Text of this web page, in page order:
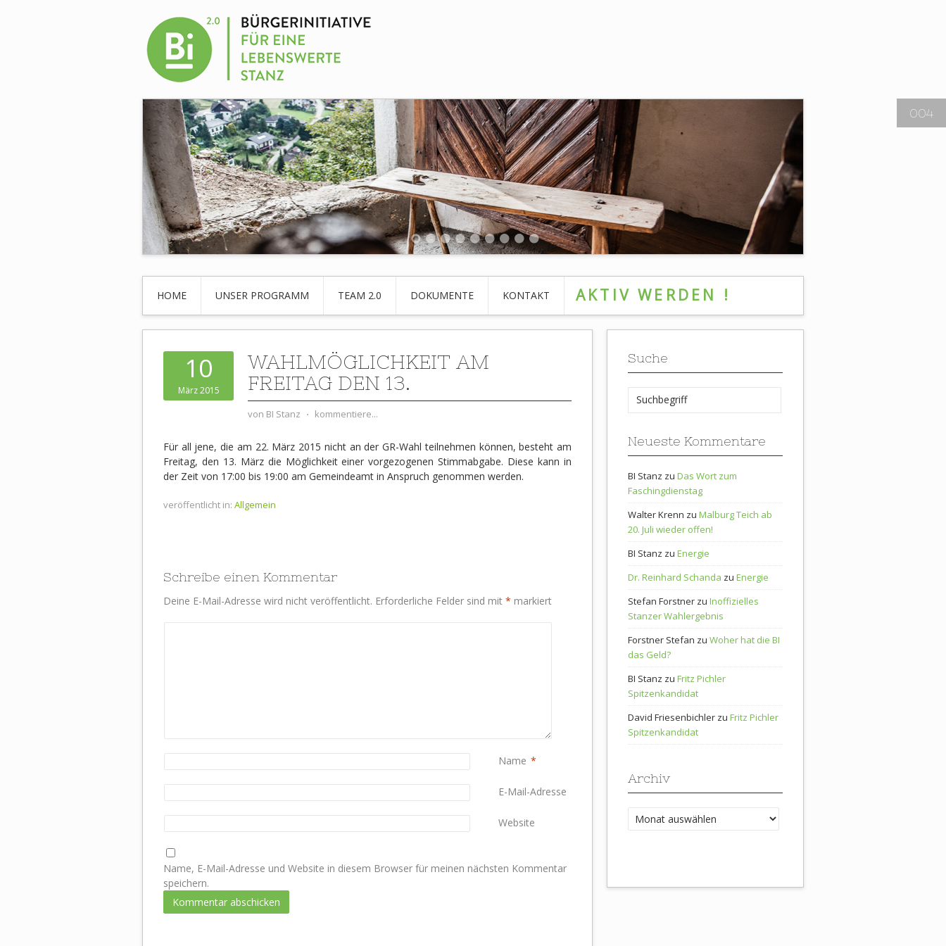
004
HOME UNSER PROGRAMM TEAM 2.0 DOKUMENTE KONTAKT AKTIV WERDEN !
10
März 2015
WAHLMÖGLICHKEIT AM
FREITAG DEN 13.
von BI Stanz ⋅ kommentiere...
Für all jene, die am 22. März 2015 nicht an der GR-Wahl teilnehmen können, besteht am
Freitag, den 13. März die Möglichkeit einer vorgezogenen Stimmabgabe. Diese kann in
der Zeit von 17:00 bis 19:00 am Gemeindeamt in Anspruch genommen werden.
veröffentlicht in: Allgemein
Schreibe einen Kommentar
Deine E-Mail-Adresse wird nicht veröffentlicht. Erforderliche Felder sind mit * markiert
Name *
E-Mail-Adresse
Website
Name, E-Mail-Adresse und Website in diesem Browser für meinen nächsten Kommentar
speichern.
Suche
Neueste Kommentare
BI Stanz zu Das Wort zum
Faschingdienstag
Walter Krenn zu Malburg Teich ab
20. Juli wieder offen!
BI Stanz zu Energie
Dr. Reinhard Schanda zu Energie
Stefan Forstner zu Inoffizielles
Stanzer Wahlergebnis
Forstner Stefan zu Woher hat die BI
das Geld?
BI Stanz zu Fritz Pichler
Spitzenkandidat
David Friesenbichler zu Fritz Pichler
Spitzenkandidat
Archiv
Archiv